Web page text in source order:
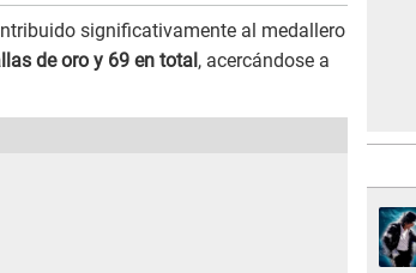
significativamente al medallero
de oro y 69 en total , acercándose a